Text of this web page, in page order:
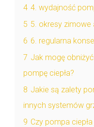
4 4. wydajność
5 5. okresy zimowe
6 6. regularna
7 Jak mogę
pompę ciepła?
8 Jakie są zalety
innych systemów
9 Czy pompa